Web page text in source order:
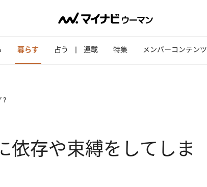
暮らす 占う 連載 特集 メンバーコンテンツ
依存や束縛をしてしま